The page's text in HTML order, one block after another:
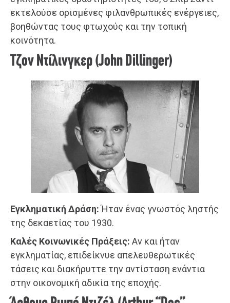
εκτελούσε ορισμένες φιλανθρωπικές ενέργειες,
βοηθώντας τους φτωχούς και την τοπική
κοινότητα.
Τζον Ντίλινγκερ (John Dillinger)
Εγκληματική Δράση:Ήταν ένας γνωστός ληστής
της δεκαετίας του 1930.
Καλές Κοινωνικές Πράξεις: Αν και ήταν
εγκληματίας, επιδείκνυε απελευθερωτικές
τάσεις και διακήρυττε την αντίσταση ενάντια
στην οικονομική αδικία της εποχής.